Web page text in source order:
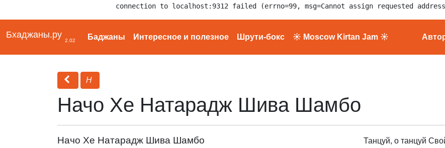
connection to localhost:9312 failed (errno=99, msg=Cannot assign requested
Бхаджаны.ру
2.02 Баджаны Интересное и полезное Шрути-бокс ☀ Moscow Kirtan Jam ☀
Н
Начо Хе Натарадж Шива Шамбо
Начо Хе Натарадж Шива Шамбо
Танцуй, о танцуй